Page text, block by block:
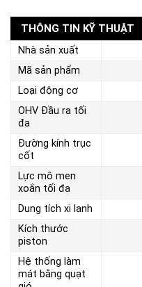
THÔNG TIN KỸ THUẬT
Nhà sản xuất
Mã sản phẩm
Loại động cơ
OHV Đầu ra tối
đa
Đường kính trục
cốt
Lực mô men
xoắn tối đa
Dung tích xi lanh
Kích thước
piston
Hệ thống làm
mát bằng quạt